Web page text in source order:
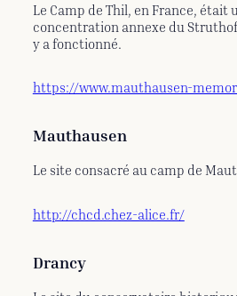
Le Camp de Thil, en France, était
concentration annexe du
y a fonctionné.
https://www.mauthausen-
Mauthausen
Le site consacré au camp de
http://chcd.chez-alice.fr/
Drancy